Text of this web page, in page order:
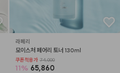
라페리
모이스처 페어리 토너 130ml
쿠폰적용가 74,000
11% 65,860